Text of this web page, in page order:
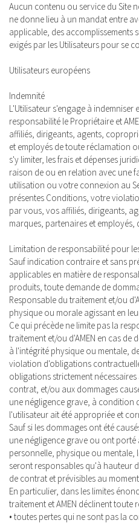
Aucun contenu ou service du Site
ne donne lieu à un mandat entre
applicable, des accomplissements
exigés par les Utilisateurs pour se
Utilisateurs européens
Indemnité
L'Utilisateur s'engage à indemniser
responsabilité le Propriétaire et
affiliés, dirigeants, agents,
et employés de toute réclamation
s'y limiter, les frais et dépenses
raison de ou en relation avec une
utilisation ou votre connexion au
présentes Conditions, votre
par vous, vos affiliés, dirigeants,
marques, partenaires et employés,
Limitation de responsabilité pour
Sauf indication contraire et sans
applicables en matière de
produits, toute demande de
Responsable du traitement et/ou
physique ou morale agissant en
Ce qui précède ne limite pas la
traitement et/ou d'AMEN en cas de
à l'intégrité physique ou mentale,
violation d'obligations
obligations strictement
contrat, et/ou aux dommages
une négligence grave, à condition
l'utilisateur ait été appropriée et
Sauf si les dommages ont été
une négligence grave ou ont
personnelle, physique ou mentale,
seront responsables qu'à hauteur
de contrat et prévisibles au
En particulier, dans les limites
traitement et AMEN déclinent toute
• toutes pertes qui ne sont pas la